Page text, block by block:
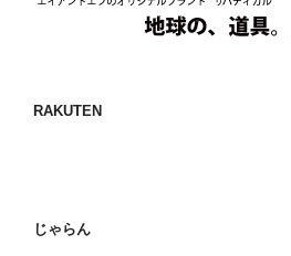
RAKUTEN